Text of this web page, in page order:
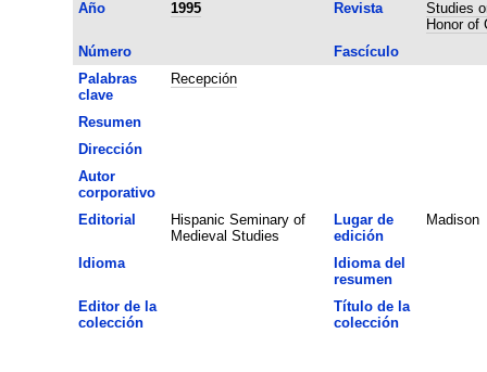
Año
1995 Revista
Studies
Honor of
Número
Fascículo
Palabras
clave
Recepción
Resumen
Dirección
Autor
corporativo
Editorial
Hispanic Seminary of
Medieval Studies
Lugar de
edición
Madison
Idioma
Idioma del
resumen
Editor de la
colección
Título de la
colección